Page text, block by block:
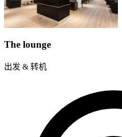
The lounge
出发 & 转机